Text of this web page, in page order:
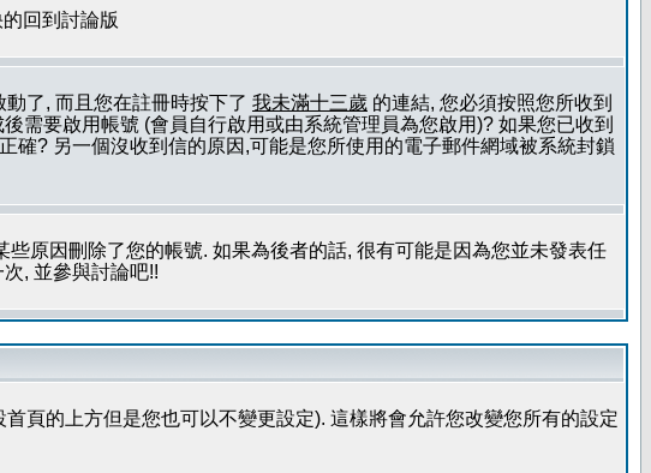
回到討論版
了, 而且您在註冊時按下了 我未滿十三歲 的連結, 您必須按照您所收到
需要啟用帳號 (會員自行啟用或由系統管理員為您啟用)? 如果您已收到
確? 另一個沒收到信的原因,可能是您所使用的電子郵件網域被系統封鎖
原因刪除了您的帳號. 如果為後者的話, 很有可能是因為您並未發表任
, 並參與討論吧!!
首頁的上方但是您也可以不變更設定). 這樣將會允許您改變您所有的設定